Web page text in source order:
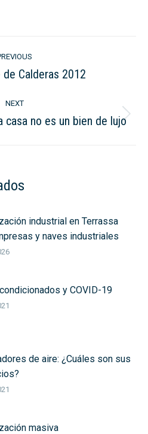
Previous
de Calderas 2012
NEXT
Next
casa no es un bien de lujo
industrial en Terrassa
y naves industriales
y COVID-19
de aire: ¿Cuáles son sus
masiva